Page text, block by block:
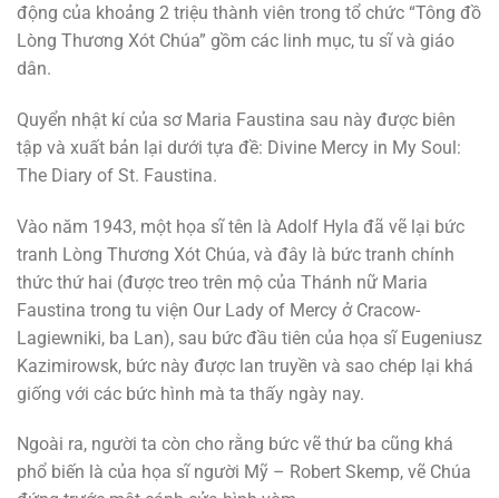
động của khoảng 2 triệu thành viên trong tổ chức “Tông đồ
Lòng Thương Xót Chúa” gồm các linh mục, tu sĩ và giáo
dân.
Quyển nhật kí của sơ Maria Faustina sau này được biên
tập và xuất bản lại dưới tựa đề: Divine Mercy in My Soul:
The Diary of St. Faustina.
Vào năm 1943, một họa sĩ tên là Adolf Hyla đã vẽ lại bức
tranh Lòng Thương Xót Chúa, và đây là bức tranh chính
thức thứ hai (được treo trên mộ của Thánh nữ Maria
Faustina trong tu viện Our Lady of Mercy ở Cracow-
Lagiewniki, ba Lan), sau bức đầu tiên của họa sĩ Eugeniusz
Kazimirowsk, bức này được lan truyền và sao chép lại khá
giống với các bức hình mà ta thấy ngày nay.
Ngoài ra, người ta còn cho rằng bức vẽ thứ ba cũng khá
phổ biến là của họa sĩ người Mỹ – Robert Skemp, vẽ Chúa